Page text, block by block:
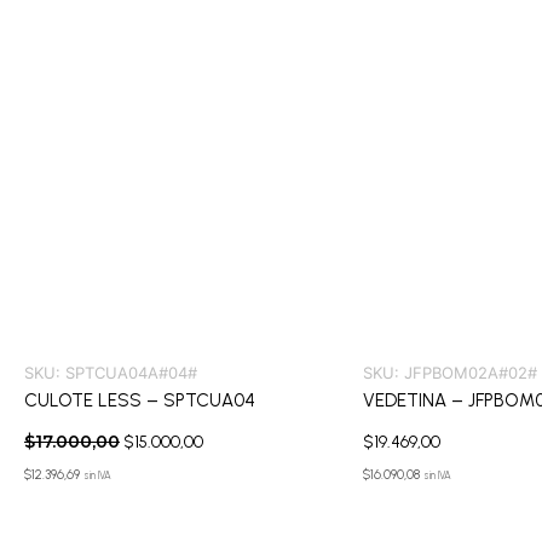
SKU: SPTCUA04A#04#
CULOTE LESS – SPTCUA04
$17.000,00 $15.000,00
$12.396,69 sin IVA
SKU: JFPBOM02A#02#
VEDETINA –
$19.469,00
$16.090,08 sin IVA